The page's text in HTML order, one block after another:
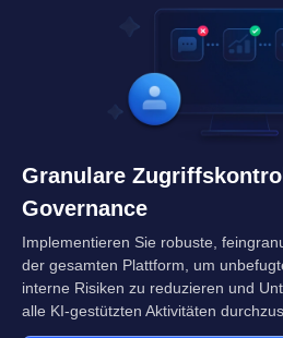
Granulare
Governance
Implementieren Sie robuste,
der gesamten Plattform, um
interne Risiken zu reduzieren und
alle KI-gestützten Aktivitäten